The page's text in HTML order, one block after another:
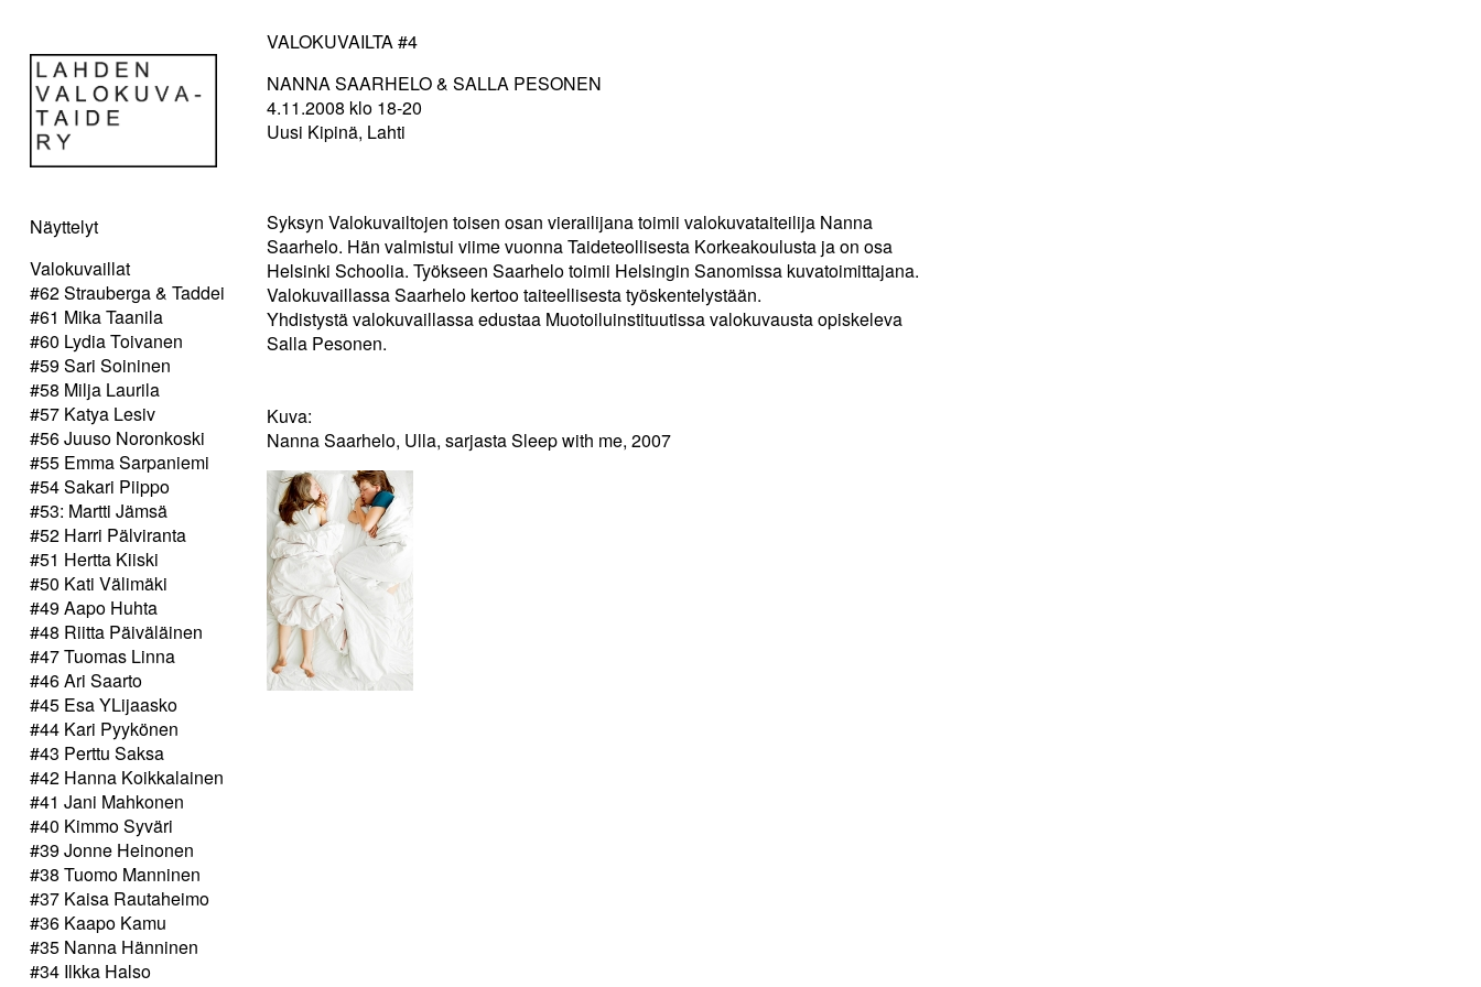
Näyttelyt
Valokuvaillat
#62 Strauberga & Taddei
#61 Mika Taanila
#60 Lydia Toivanen
#59 Sari Soininen
#58 Milja Laurila
#57 Katya Lesiv
#56 Juuso Noronkoski
#55 Emma Sarpaniemi
#54 Sakari Piippo
#53: Martti Jämsä
#52 Harri Pälviranta
#51 Hertta Kiiski
#50 Kati Välimäki
#49 Aapo Huhta
#48 Riitta Päiväläinen
#47 Tuomas Linna
#46 Ari Saarto
#45 Esa YLijaasko
#44 Kari Pyykönen
#43 Perttu Saksa
#42 Hanna Koikkalainen
#41 Jani Mahkonen
#40 Kimmo Syväri
#39 Jonne Heinonen
#38 Tuomo Manninen
#37 Kaisa Rautaheimo
#36 Kaapo Kamu
#35 Nanna Hänninen
#34 Ilkka Halso
VALOKUVAILTA #4
NANNA SAARHELO & SALLA PESONEN
4.11.2008 klo 18-20
Uusi Kipinä, Lahti
Syksyn Valokuvailtojen toisen osan vierailijana toimii valokuvataiteilija Nanna
Saarhelo. Hän valmistui viime vuonna Taideteollisesta Korkeakoulusta ja on osa
Helsinki Schoolia. Työkseen Saarhelo toimii Helsingin Sanomissa kuvatoimittajana.
Valokuvaillassa Saarhelo kertoo taiteellisesta työskentelystään.
Yhdistystä valokuvaillassa edustaa Muotoiluinstituutissa valokuvausta opiskeleva
Salla Pesonen.
Kuva:
Nanna Saarhelo, Ulla, sarjasta Sleep with me, 2007